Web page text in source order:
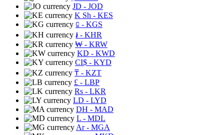
JD - JOD
K Sh - KES
⃀ - KGS
៛ - KHR
₩ - KRW
KD - KWD
CI$ - KYD
₸ - KZT
£ - LBP
Rs - LKR
LD - LYD
DH - MAD
L - MDL
Ar- MGA